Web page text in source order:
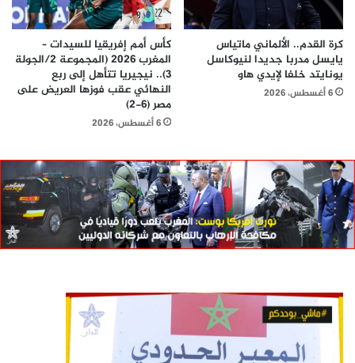
كرة القدم.. الألماني ماتياس
يايسل مدربا جديدا لنيوكاسل
يونايتد خلفا لإيدي هاو
6 أغسطس، 2026
كأس أمم إفريقيا للسيدات –
المغرب 2026 (المجموعة 2/الجولة
3).. نيجيريا تتأهل إلى ربع
النهائي عقب فوزها العريض على
مصر (6-2)
6 أغسطس، 2026